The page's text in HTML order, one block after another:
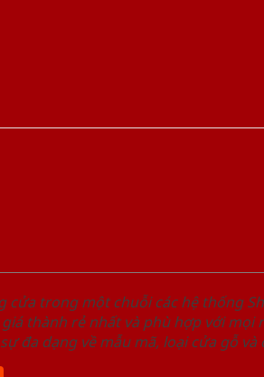
trong một chuỗi các hệ thống
thành rẻ nhất và phù hợp với mọi
đa dạng về mẫu mã, loại cửa gỗ